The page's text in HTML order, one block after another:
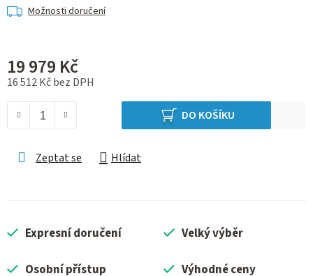
Možnosti doručení
19 979 Kč
16 512 Kč bez DPH
DO KOŠÍKU
Zeptat se Hlídat
Expresní doručení Velký výběr
Osobní přístup Výhodné ceny